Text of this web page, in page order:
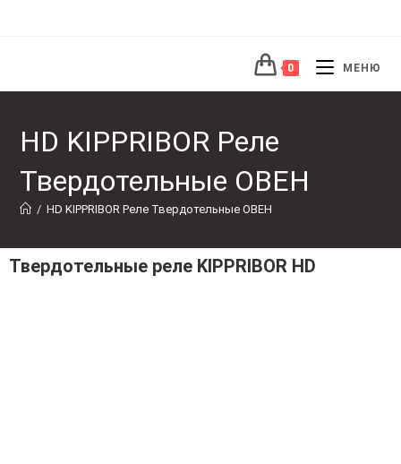
0 МЕНЮ
HD KIPPRIBOR Реле
Твердотельные ОВЕН
/ HD KIPPRIBOR Реле Твердотельные ОВЕН
Твердотельные реле KIPPRIBOR HD